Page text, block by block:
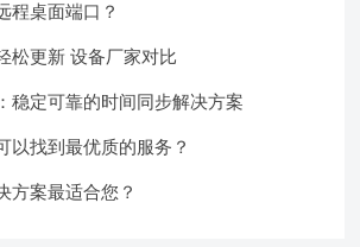
程桌面端口？
松更新 设备厂家对比
稳定可靠的时间同步解决方案
以找到最优质的服务？
方案最适合您？